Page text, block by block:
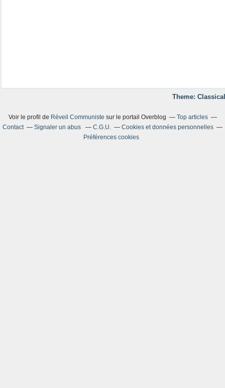
Theme:
Voir le profil de Réveil Communiste sur le portail Overblog
Top articles
Contact
Signaler un abus C.G.U.
Cookies et données personnelles
Préférences cookies